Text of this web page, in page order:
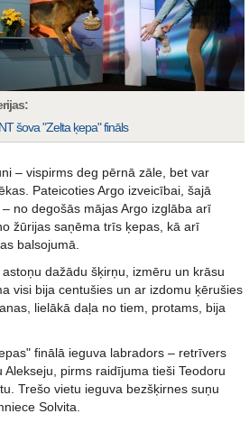
šova "Zelta ķepa" fināls
– vispirms deg pērnā zāle, bet var
Pateicoties Argo izveicībai, šajā
no degošās mājas Argo izglāba arī
žūrijas saņēma trīs ķepas, kā arī
balsojumā.
dažādu šķirņu, izmēru un krāsu
visi bija centušies un ar izdomu ķērušies
lielākā daļa no tiem, protams, bija
finālā ieguva labradors – retrīvers
pirms raidījuma tieši Teodoru
Trešo vietu ieguva bezšķirnes suņu
Solvita.